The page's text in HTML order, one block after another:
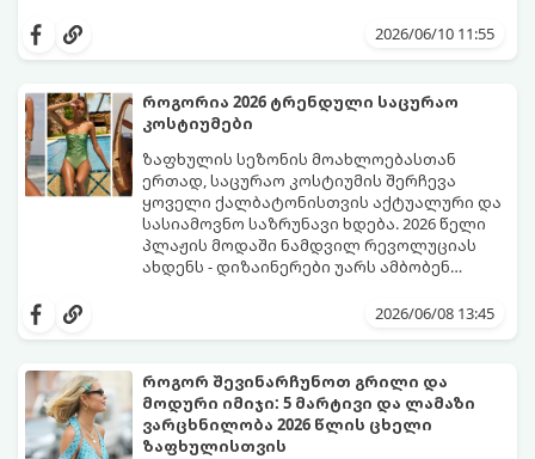
წვნიანი და რომანტიკული განწყობა
კლასიკური ალისფერიდან დაწყებული,
ექსპერიმენტებისთვის. გაიგეთ, რომელი
სამი მთავარი პრინტი იქნება ივნისის
ყველაზე ცხელი ტრენდი ფრჩხილების
მოდაში:
2026/06/10 11:55
როგორია 2026 ტრენდული საცურაო
კოსტიუმები
ზაფხულის სეზონის მოახლოებასთან
ერთად, საცურაო კოსტიუმის შერჩევა
ყოველი ქალბატონისთვის აქტუალური და
სასიამოვნო საზრუნავი ხდება. 2026 წელი
პლაჟის მოდაში ნამდვილ რევოლუციას
ახდენს - დიზაინერები უარს ამბობენ
აქცენტს აკეთებენ კომფორტის,
გაძლევთ იყოთ მაქსიმალურად თამამი,
კომფორტულად იგრძნოთ. გაიგეთ,
რომელი საცურაო კოსტიუმები იქნება 2026
წლის ზაფხულის მთავარი ჰიტი:
2026/06/08 13:45
როგორ შევინარჩუნოთ გრილი და
მოდური იმიჯი: 5 მარტივი და ლამაზი
ვარცხნილობა 2026 წლის ცხელი
ზაფხულისთვის